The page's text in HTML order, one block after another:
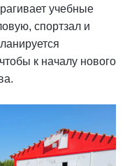
учебные
спортзал и
к началу нового